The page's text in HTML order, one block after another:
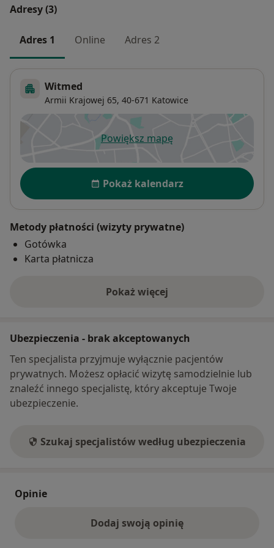
Adresy (3)
Adres 1 Online Adres 2
Witmed
Armii Krajowej 65, 40-671 Katowice
Powiększ mapęotwiera się w nowej karcie
Dostępność
Pokaż kalendarz
Metody płatności (wizyty prywatne)
Gotówka
Karta płatnicza
Pokaż więcej
o adresie
Ubezpieczenia - brak akceptowanych
Ten specjalista przyjmuje wyłącznie pacjentów
prywatnych. Możesz opłacić wizytę samodzielnie lub
znaleźć innego specjalistę, który akceptuje Twoje
ubezpieczenie.
Szukaj specjalistów według ubezpieczenia
Opinie
Dodaj swoją opinię